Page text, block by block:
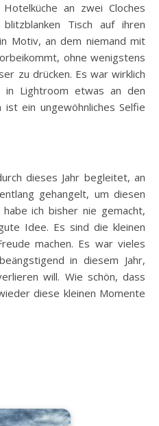
an zwei Cloches
Tisch auf ihren
Motiv, an dem niemand mit
ohne wenigstens
zu drücken. Es war wirklich
in Lightroom etwas an den
ein ungewöhnliches Selfie
dieses Jahr begleitet, an
gehangelt, um diesen
habe ich bisher nie gemacht,
Idee. Es sind die kleinen
machen. Es war vieles
in diesem Jahr,
will. Wie schön, dass
diese kleinen Momente